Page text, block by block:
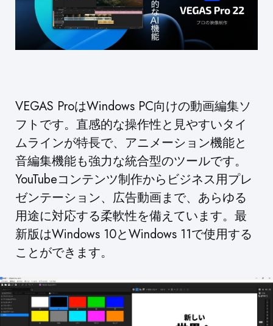
VEGAS ProはWindows PC向けの動画編集ソ
フトです。直感的な操作性と見やすいタイ
ムラインが特長で、アニメーション機能と
音編集機能も強力な統合型のツールです。
YouTubeコンテンツ制作からビジネス用プレ
ゼンテーション、広告動画まで、あらゆる
用途に対応する柔軟性を備えています。最
新版はWindows 10とWindows 11で使用する
ことができます。
動
画
プ